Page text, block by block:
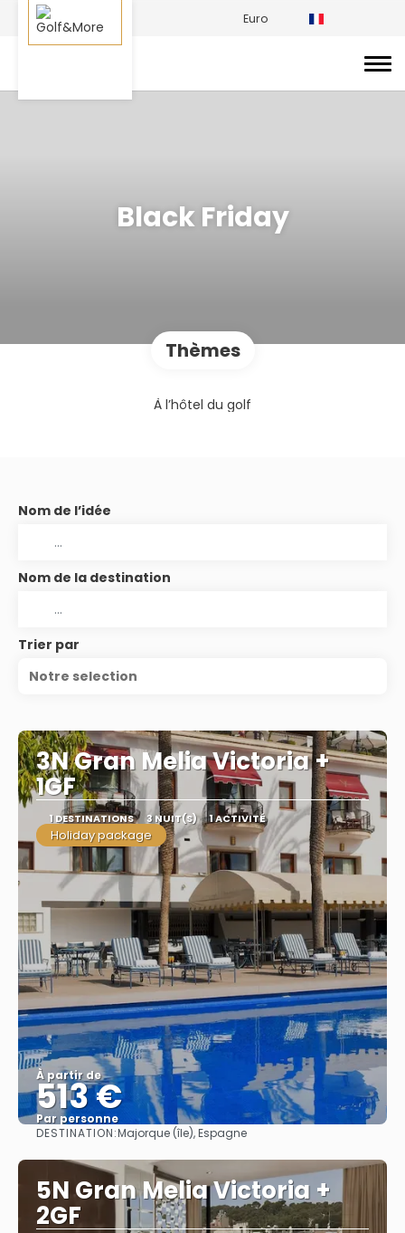
Euro
Black Friday
Thèmes
À l’hôtel du golf
Nom de l’idée
Nom de la destination
Trier par
Notre selection
3N Gran Melia Victoria +
1GF
1 DESTINATIONS 3 NUIT(S) 1 ACTIVITÉ
Holiday package
À partir de
513 €
Par personne
Afficher
DESTINATION:Majorque (île), Espagne
5N Gran Melia Victoria +
2GF